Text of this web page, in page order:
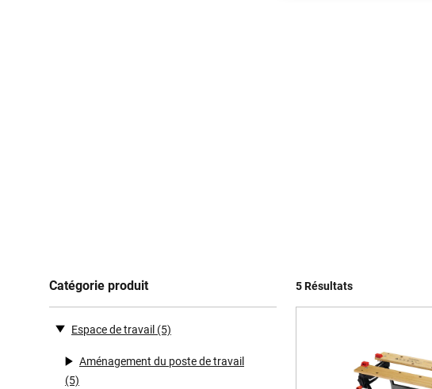
Catégorie produit
Espace de travail (5)
Aménagement du poste de travail
(5)
5 Résultats